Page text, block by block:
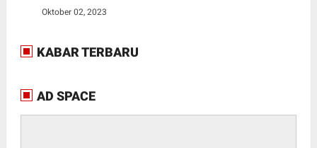
Oktober 02, 2023
KABAR TERBARU
AD SPACE